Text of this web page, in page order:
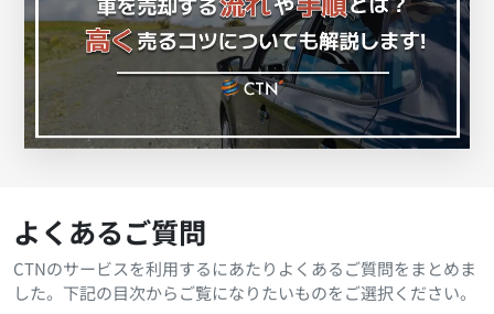
よくあるご質問
CTNのサービスを利用するにあたりよくあるご質問をまとめま
した。下記の目次からご覧になりたいものをご選択ください。